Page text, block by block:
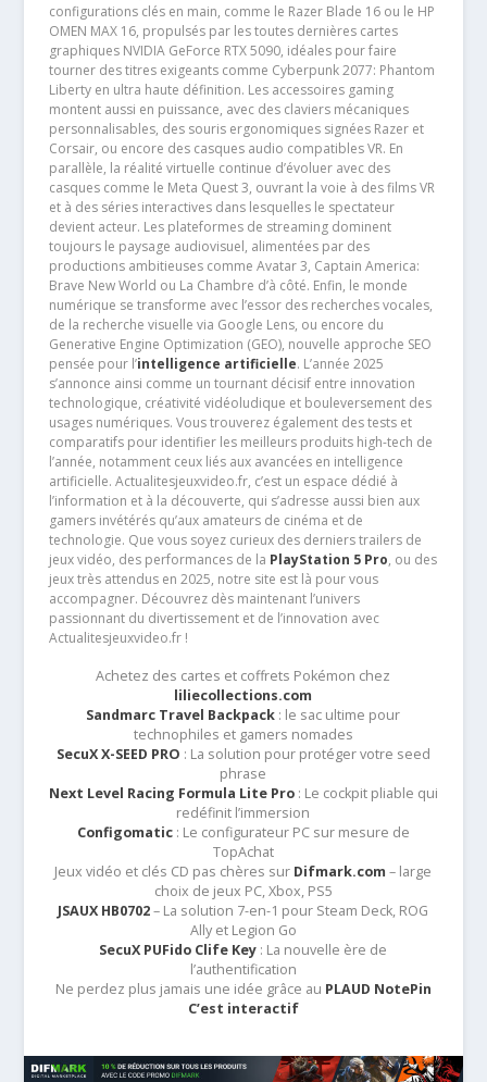
configurations clés en main, comme le Razer Blade 16 ou le HP
OMEN MAX 16, propulsés par les toutes dernières cartes
graphiques NVIDIA GeForce RTX 5090, idéales pour faire
tourner des titres exigeants comme Cyberpunk 2077: Phantom
Liberty en ultra haute définition. Les accessoires gaming
montent aussi en puissance, avec des claviers mécaniques
personnalisables, des souris ergonomiques signées Razer et
Corsair, ou encore des casques audio compatibles VR. En
parallèle, la réalité virtuelle continue d’évoluer avec des
casques comme le Meta Quest 3, ouvrant la voie à des films VR
et à des séries interactives dans lesquelles le spectateur
devient acteur. Les plateformes de streaming dominent
toujours le paysage audiovisuel, alimentées par des
productions ambitieuses comme Avatar 3, Captain America:
Brave New World ou La Chambre d’à côté. Enfin, le monde
numérique se transforme avec l’essor des recherches vocales,
de la recherche visuelle via Google Lens, ou encore du
Generative Engine Optimization (GEO), nouvelle approche SEO
pensée pour l’intelligence artificielle. L’année 2025
s’annonce ainsi comme un tournant décisif entre innovation
technologique, créativité vidéoludique et bouleversement des
usages numériques. Vous trouverez également des tests et
comparatifs pour identifier les meilleurs produits high-tech de
l’année, notamment ceux liés aux avancées en intelligence
artificielle. Actualitesjeuxvideo.fr, c’est un espace dédié à
l’information et à la découverte, qui s’adresse aussi bien aux
gamers invétérés qu’aux amateurs de cinéma et de
technologie. Que vous soyez curieux des derniers trailers de
jeux vidéo, des performances de la PlayStation 5 Pro, ou des
jeux très attendus en 2025, notre site est là pour vous
accompagner. Découvrez dès maintenant l’univers
passionnant du divertissement et de l’innovation avec
Actualitesjeuxvideo.fr !
Achetez des cartes et coffrets Pokémon chez
liliecollections.com
Sandmarc Travel Backpack : le sac ultime pour
technophiles et gamers nomades
SecuX X-SEED PRO : La solution pour protéger votre seed
phrase
Next Level Racing Formula Lite Pro: Le cockpit pliable qui
redéfinit l’immersion
Configomatic: Le configurateur PC sur mesure de
TopAchat
Jeux vidéo et clés CD pas chères sur Difmark.com – large
choix de jeux PC, Xbox, PS5
JSAUX HB0702– La solution 7-en-1 pour Steam Deck, ROG
Ally et Legion Go
SecuX PUFido Clife Key : La nouvelle ère de
l’authentification
Ne perdez plus jamais une idée grâce au PLAUD NotePin
C’est interactif